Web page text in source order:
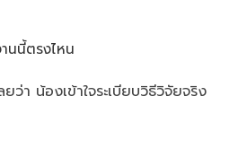
นนี้ตรงไหน
ว่า น้องเข้าใจระเบียบวิธีวิจัยจริง